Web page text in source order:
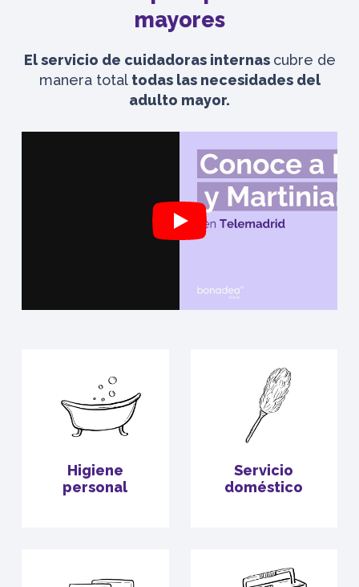
mayores
El servicio de cuidadoras internas cubre de
manera total todas las necesidades del
adulto mayor.
Higiene
personal
Servicio
doméstico